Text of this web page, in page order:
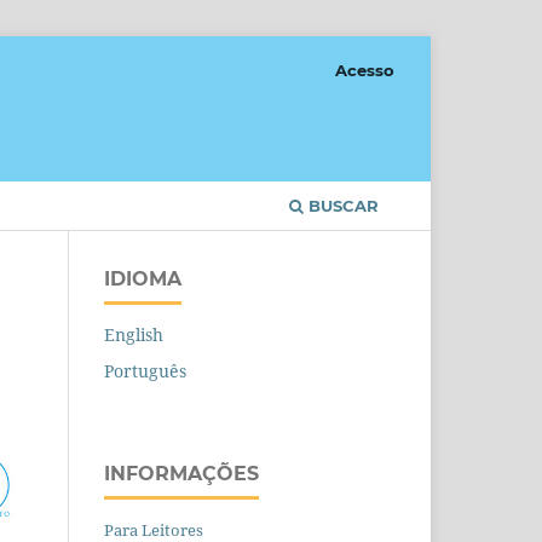
BUSCAR
Acesso
IDIOMA
English
Português
INFORMAÇÕES
Para Leitores